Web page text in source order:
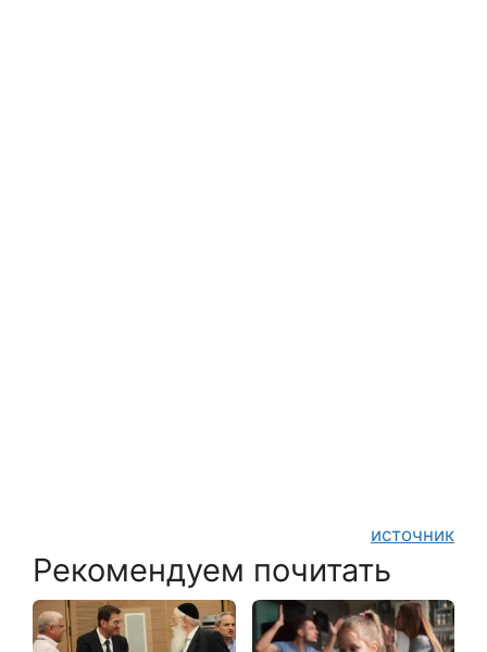
источник
Рекомендуем почитать